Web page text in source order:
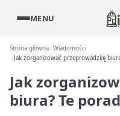
MENU
Strona główna Wiadomości
Jak zorganizować przeprowadzkę
Jak
biura? Te